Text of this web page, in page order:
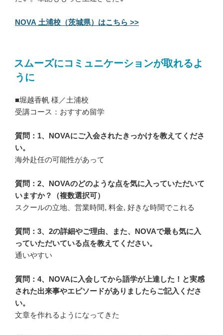
NOVA 土浦校（茨城県）はこちら >>
スムーズにコミュニケーションが取れるよ
うに
■堀越香帆 様／土浦校
受講コース：おすすめ留学
質問：1、NOVAにご入会されたきっかけを教えてくださ
い。
海外赴任の可能性があって
質問：2、NOVAのどのような点を気に入っていただいて
いますか？（複数選択可）
スクールの立地、営業時間, 料金, 好きな時間でこれる
質問：3、2の詳細やご理由、また、NOVAで最も気に入
っていただいている点を教えてください。
通いやすい
質問：4、NOVAに入会してから語学が上達した！と実感
された出来事やエピソードがありましたらご記入くださ
い。
文章を作れるようになってきた